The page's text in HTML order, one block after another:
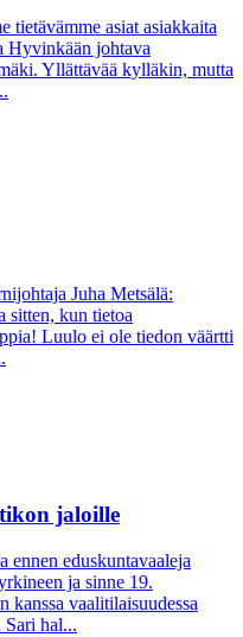
tietävämme asiat asiakkaita
Hyvinkään johtava
Yllättävää kylläkin, mutta
Juha Metsälä:
sitten, kun tietoa
Luulo ei ole tiedon väärtti
jaloille
eduskuntavaaleja
ja sinne 19.
vaalitilaisuudessa
hal...